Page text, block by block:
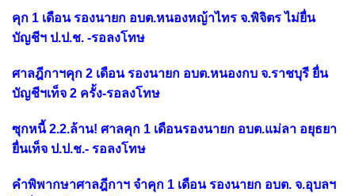
คุก 1 เดือน รองนายก อบต.หนองหญ้าไทร จ.พิจิตร ไม่ยื่น
บัญชีฯ ป.ป.ช. -รอลงโทษ
ศาลฎีกาฯคุก 2 เดือน รองนายก อบต.หนองกบ จ.ราชบุรี ยื่น
บัญชีฯเท็จ 2 ครั้ง-รอลงโทษ
ซุกหนี้ 2.2.ล้าน! ศาลคุก 1 เดือนรองนายก อบต.แม่ลา อยุธยา
ยื่นเท็จ ป.ป.ช.- รอลงโทษ
คำพิพากษาศาลฎีกาฯ จำคุก 1 เดือน รองนายก อบต. จ.อุบลฯ